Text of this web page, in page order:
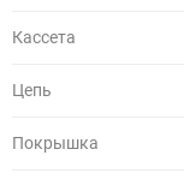
Кассета
Цепь
Покрышка